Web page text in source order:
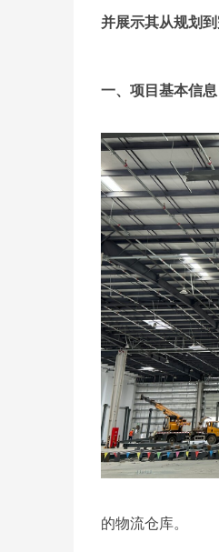
并展示其从规划到
一、项目基本
的物流仓库。